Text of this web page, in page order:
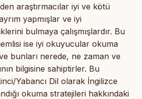
araştırmacılar iyi ve kötü
yapmışlar ve iyi
bulmaya çalışmışlardır. Bu
ise iyi okuyucular okuma
bunları nerede, ne zaman ve
bilgisine sahiptirler. Bu
Yabancı Dil olarak İngilizce
okuma stratejileri hakkındaki